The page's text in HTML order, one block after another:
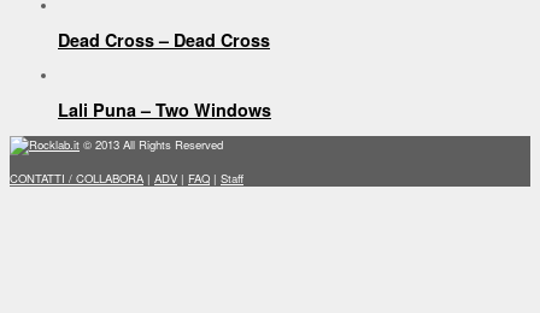
Dead Cross – Dead Cross
Lali Puna – Two Windows
Rocklab.it © 2013 All Rights Reserved
CONTATTI / COLLABORA | ADV | FAQ | Staff